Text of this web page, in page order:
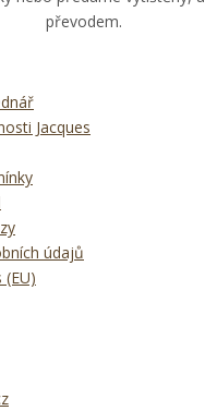
převodem.
Jacques
údajů